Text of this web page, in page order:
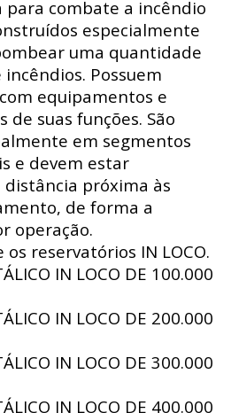
para combate a incêndio
especialmente
uma quantidade
Possuem
equipamentos e
de suas funções. São
em segmentos
e devem estar
distância próxima às
de forma a
operação.
reservatórios IN LOCO.
IN LOCO DE 100.000
IN LOCO DE 200.000
IN LOCO DE 300.000
IN LOCO DE 400.000